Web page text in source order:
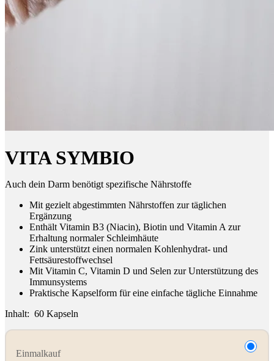
VITA SYMBIO
Auch dein Darm benötigt spezifische Nährstoffe
Mit gezielt abgestimmten Nährstoffen zur täglichen
Ergänzung
Enthält Vitamin B3 (Niacin), Biotin und Vitamin A zur
Erhaltung normaler Schleimhäute
Zink unterstützt einen normalen Kohlenhydrat- und
Fettsäurestoffwechsel
Mit Vitamin C, Vitamin D und Selen zur Unterstützung des
Immunsystems
Praktische Kapselform für eine einfache tägliche Einnahme
Inhalt: 60 Kapseln
Einmalkauf